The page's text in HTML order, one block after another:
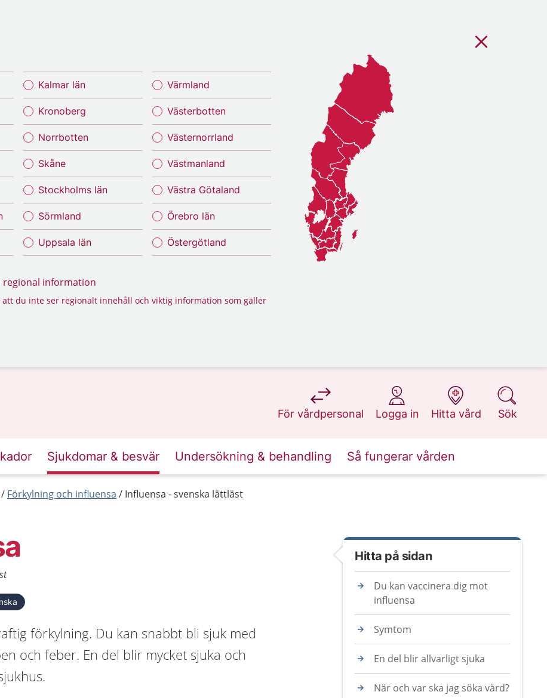
Kalmar län
Kronoberg
Norrbotten
Skåne
Stockholms län
Sörmland
Uppsala län
Värmland
Västerbotten
Västernorrland
Västmanland
Västra Götaland
Örebro län
Östergötland
regional information
att du inte ser regionalt innehåll och viktig information som gäller
För vårdpersonal
på 1177.se
Logga in
på 1177.se
Hitta vård
på 1177.se
Sök
på 1177.se
Sjukdomar & besvär Undersökning & behandling Så fungerar vården
Förkylning och influensa Influensa - svenska lättläst
förkylning. Du kan snabbt bli sjuk med
och feber. En del blir mycket sjuka och
Hitta på sidan
Du kan vaccinera dig mot
influensa
Symtom
En del blir allvarligt sjuka
När och var ska jag söka vård?